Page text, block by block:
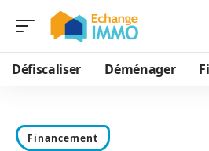
Défiscaliser Déménager
Financement